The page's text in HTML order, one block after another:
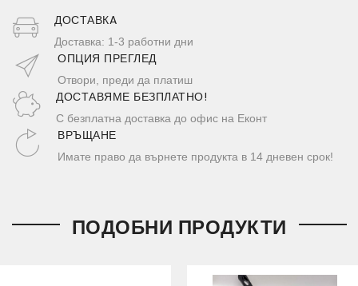
ДОСТАВКA
Доставка: 1-3 работни дни
ОПЦИЯ ПРЕГЛЕД
Отвори, преди да платиш
ДОСТАВЯМЕ БЕЗПЛАТНО!
С безплатна доставка до офис на Еконт
ВРЪЩАНЕ
Имате право да върнете продукта в 14 дневен срок!
ПОДОБНИ ПРОДУКТИ